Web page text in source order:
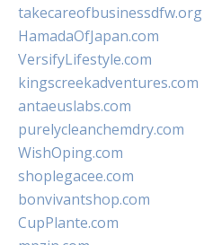
takecareofbusinessdfw.org
HamadaOfJapan.com
VersifyLifestyle.com
kingscreekadventures.com
antaeuslabs.com
purelycleanchemdry.com
WishOping.com
shoplegacee.com
bonvivantshop.com
CupPlante.com